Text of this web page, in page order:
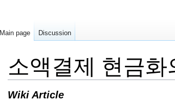
소액결제 현금
Wiki Article
Main page Discussion